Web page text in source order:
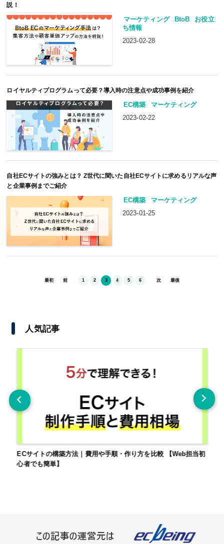
説！
マーケティング BtoB
お役立
ち情報
2023-02-28
ロイヤルティプログラムって必要？導入時の注意点や成功事例を紹介
EC構築
マーケティング
2023-02-22
自社ECサイトの強みとは？ Z世代に聞いた自社ECサイトに求めるリアルな声
と企業事例までご紹介
EC構築
マーケティング
2023-01-25
最初 前 1 2 3 4 5 6 次 最後
人気記事
ECサイトの構築方法｜費用や手順・作り方を比較 【Web担当初
心者でも簡単】